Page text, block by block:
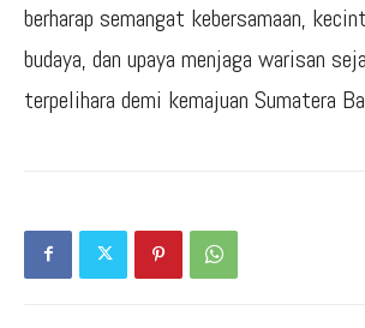
berharap semangat kebersamaan,
budaya, dan upaya menjaga warisan
terpelihara demi kemajuan Sumatera